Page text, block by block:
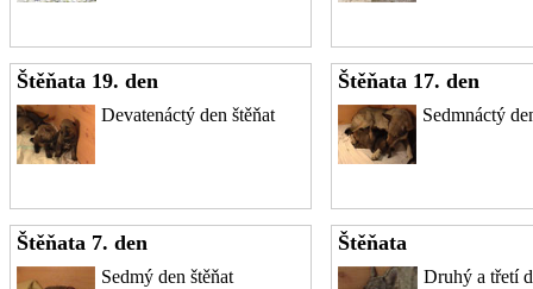
Štěňata 19. den
Devatenáctý den štěňat
Štěňata 17. den
Sedmnáctý
Štěňata 7. den
Sedmý den štěňat
Štěňata
Druhý a třetí